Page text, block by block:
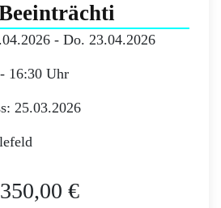
-Do. 23.04.2026
16:30 Uhr
25.03.2026
350,00 €